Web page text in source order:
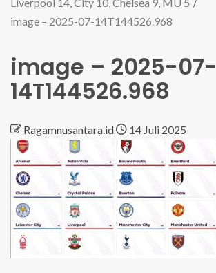
image – 2025-07-14T144526.968
image – 2025-07-
14T144526.968
Ragamnusantara.id 14 Juli 2025